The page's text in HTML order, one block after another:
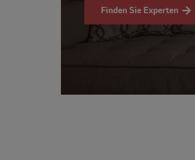
Finden Sie Experten